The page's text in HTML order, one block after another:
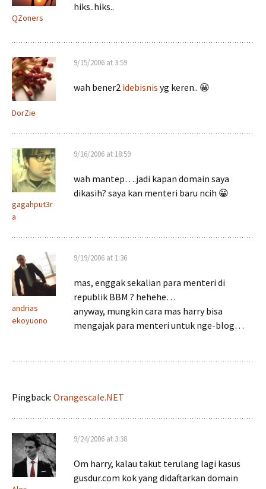
QZoners
hiks..hiks..
DorZie
9/15/2006 at 3:59
wah bener2 idebisnis yg keren.. 😀
gagahput3r
a
9/16/2006 at 18:59
wah mantep….jadi kapan domain saya
dikasih? saya kan menteri baru ncih 😀
andrias
ekoyuono
9/19/2006 at 1:36
mas, enggak sekalian para menteri di
republik BBM ? hehehe…
anyway, mungkin cara mas harry bisa
mengajak para menteri untuk nge-blog…
Pingback: Orangescale.NET
9/24/2006 at 3:38
Om harry, kalau takut terulang lagi kasus
gusdur.com kok yang didaftarkan domain